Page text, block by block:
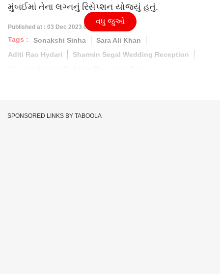
મુંબઈમાં તેના લગ્નનું રિસેપ્શન યોજ્યું હતું.
Published at : 03 Dec 2023 09:06 PM (IST)
Tags : Sonakshi Sinha
Sara Ali Khan
Aditi Rao Hydari
Sharmin Segal Wedding Reception
વધુ જુઓ
SPONSORED LINKS BY TABOOLA